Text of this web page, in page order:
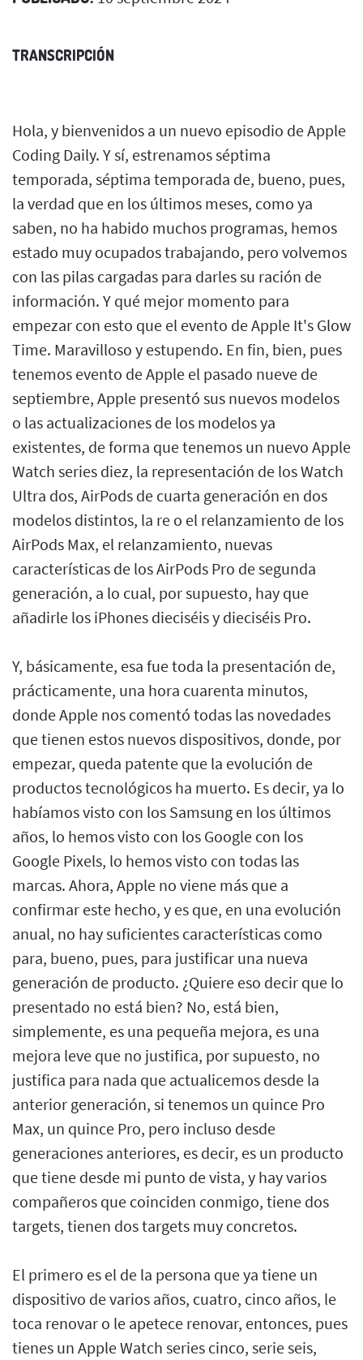
TRANSCRIPCIÓN
Hola, y bienvenidos a un nuevo episodio de Apple
Coding Daily. Y sí, estrenamos séptima
temporada, séptima temporada de, bueno, pues,
la verdad que en los últimos meses, como ya
saben, no ha habido muchos programas, hemos
estado muy ocupados trabajando, pero volvemos
con las pilas cargadas para darles su ración de
información. Y qué mejor momento para
empezar con esto que el evento de Apple It's Glow
Time. Maravilloso y estupendo. En fin, bien, pues
tenemos evento de Apple el pasado nueve de
septiembre, Apple presentó sus nuevos modelos
o las actualizaciones de los modelos ya
existentes, de forma que tenemos un nuevo Apple
Watch series diez, la representación de los Watch
Ultra dos, AirPods de cuarta generación en dos
modelos distintos, la re o el relanzamiento de los
AirPods Max, el relanzamiento, nuevas
características de los AirPods Pro de segunda
generación, a lo cual, por supuesto, hay que
añadirle los iPhones dieciséis y dieciséis Pro.
Y, básicamente, esa fue toda la presentación de,
prácticamente, una hora cuarenta minutos,
donde Apple nos comentó todas las novedades
que tienen estos nuevos dispositivos, donde, por
empezar, queda patente que la evolución de
productos tecnológicos ha muerto. Es decir, ya lo
habíamos visto con los Samsung en los últimos
años, lo hemos visto con los Google con los
Google Pixels, lo hemos visto con todas las
marcas. Ahora, Apple no viene más que a
confirmar este hecho, y es que, en una evolución
anual, no hay suficientes características como
para, bueno, pues, para justificar una nueva
generación de producto. ¿Quiere eso decir que lo
presentado no está bien? No, está bien,
simplemente, es una pequeña mejora, es una
mejora leve que no justifica, por supuesto, no
justifica para nada que actualicemos desde la
anterior generación, si tenemos un quince Pro
Max, un quince Pro, pero incluso desde
generaciones anteriores, es decir, es un producto
que tiene desde mi punto de vista, y hay varios
compañeros que coinciden conmigo, tiene dos
targets, tienen dos targets muy concretos.
El primero es el de la persona que ya tiene un
dispositivo de varios años, cuatro, cinco años, le
toca renovar o le apetece renovar, entonces, pues
tienes un Apple Watch series cinco, serie seis,